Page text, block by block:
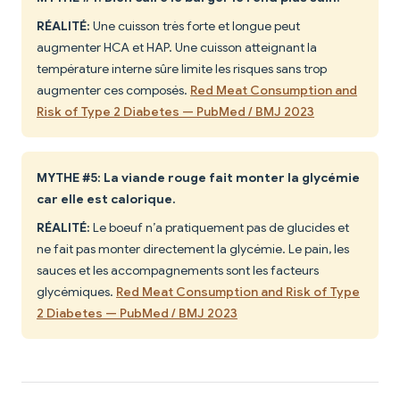
RÉALITÉ: Une cuisson très forte et longue peut
augmenter HCA et HAP. Une cuisson atteignant la
température interne sûre limite les risques sans trop
augmenter ces composés. Red Meat Consumption and
Risk of Type 2 Diabetes — PubMed / BMJ 2023
MYTHE #5: La viande rouge fait monter la glycémie
car elle est calorique.
RÉALITÉ: Le boeuf n’a pratiquement pas de glucides et
ne fait pas monter directement la glycémie. Le pain, les
sauces et les accompagnements sont les facteurs
glycémiques. Red Meat Consumption and Risk of Type
2 Diabetes — PubMed / BMJ 2023